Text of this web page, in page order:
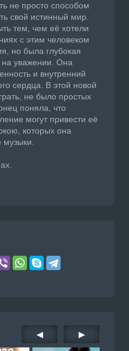
не просто способом
свой истинный мир.
тем, чем её хотели
с этим человеком
но была глубокая
на уважении. Она
и внутренний
сердца. В этой новой
не было простых
поняла, что
могут привести её
которых она
музыки.
◀ ▶